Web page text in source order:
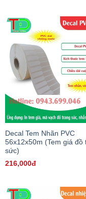
Decal Tem Nhãn PVC
56x12x50m (Tem giá đồ
sức)
216,000đ